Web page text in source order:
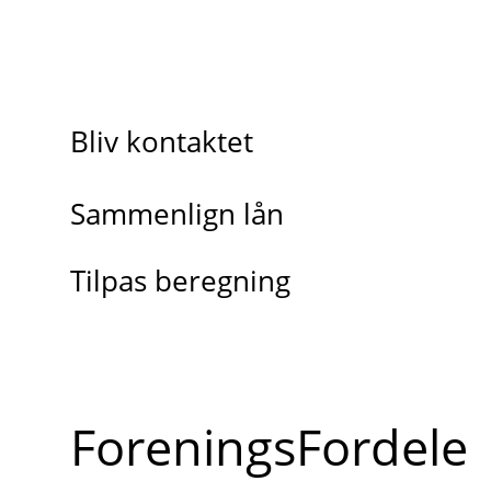
Bliv kontaktet
Sammenlign lån
Tilpas beregning
ForeningsFordele